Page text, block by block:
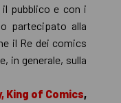
pubblico e con i
partecipato alla
il Re dei comics
in generale, sulla
King of Comics,